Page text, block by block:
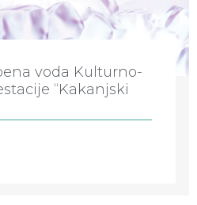
voda Kulturno-
“Kakanjski